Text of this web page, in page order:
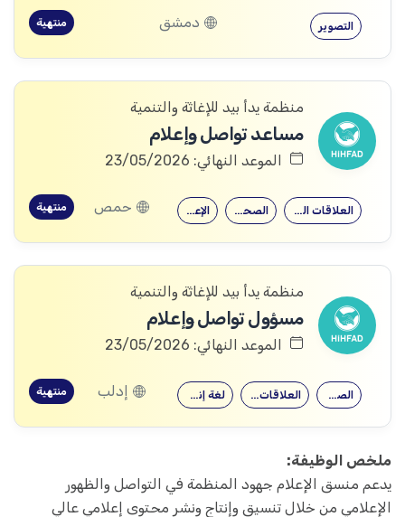
التصوير دمشق منتهية
منظمة يدأ بيد للإغاثة والتنمية
مساعد تواصل وإعلام
الموعد النهائي: 23/05/2026
الإعلام الصحافة العلاقات العامة حمص منتهية
منظمة يدأ بيد للإغاثة والتنمية
مسؤول تواصل وإعلام
الموعد النهائي: 23/05/2026
لغة إنكليزية العلاقات العامة الصحافة إدلب منتهية
ملخص الوظيفة:
يدعم منسق الإعلام جهود المنظمة في التواصل والظهور
الإعلامي من خلال تنسيق وإنتاج ونشر محتوى إعلامي عالي